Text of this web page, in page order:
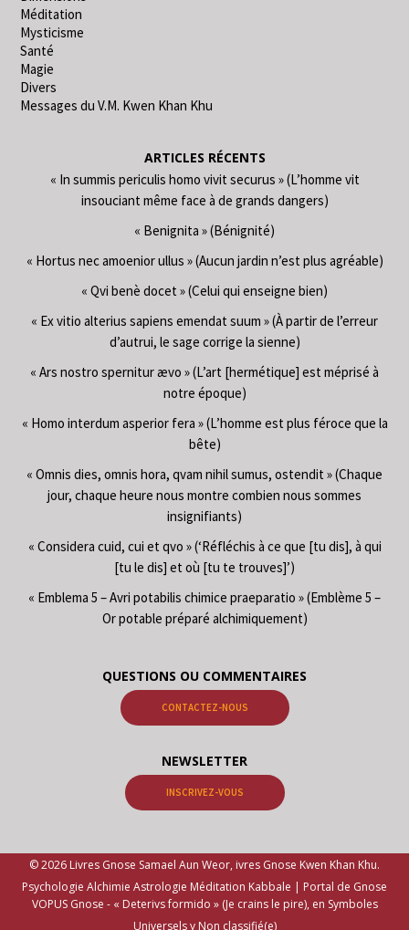
Méditation
Mysticisme
Santé
Magie
Divers
Messages du V.M. Kwen Khan Khu
ARTICLES RÉCENTS
« In summis periculis homo vivit securus » (L’homme vit
insouciant même face à de grands dangers)
« Benignita » (Bénignité)
« Hortus nec amoenior ullus » (Aucun jardin n’est plus agréable)
« Qvi benè docet » (Celui qui enseigne bien)
« Ex vitio alterius sapiens emendat suum » (À partir de l’erreur
d’autrui, le sage corrige la sienne)
« Ars nostro spernitur ævo » (L’art [hermétique] est méprisé à
notre époque)
« Homo interdum asperior fera » (L’homme est plus féroce que la
bête)
« Omnis dies, omnis hora, qvam nihil sumus, ostendit » (Chaque
jour, chaque heure nous montre combien nous sommes
insignifiants)
« Considera cuid, cui et qvo » (‘Réfléchis à ce que [tu dis], à qui
[tu le dis] et où [tu te trouves]’)
« Emblema 5 – Avri potabilis chimice praeparatio » (Emblème 5 –
Or potable préparé alchimiquement)
QUESTIONS OU COMMENTAIRES
CONTACTEZ-NOUS
NEWSLETTER
INSCRIVEZ-VOUS
© 2026 Livres Gnose Samael Aun Weor, ivres Gnose Kwen Khan Khu.
Psychologie Alchimie Astrologie Méditation Kabbale | Portal de Gnose
VOPUS Gnose - « Deterivs formido » (Je crains le pire), en Symboles
Universels y Non classifié(e)